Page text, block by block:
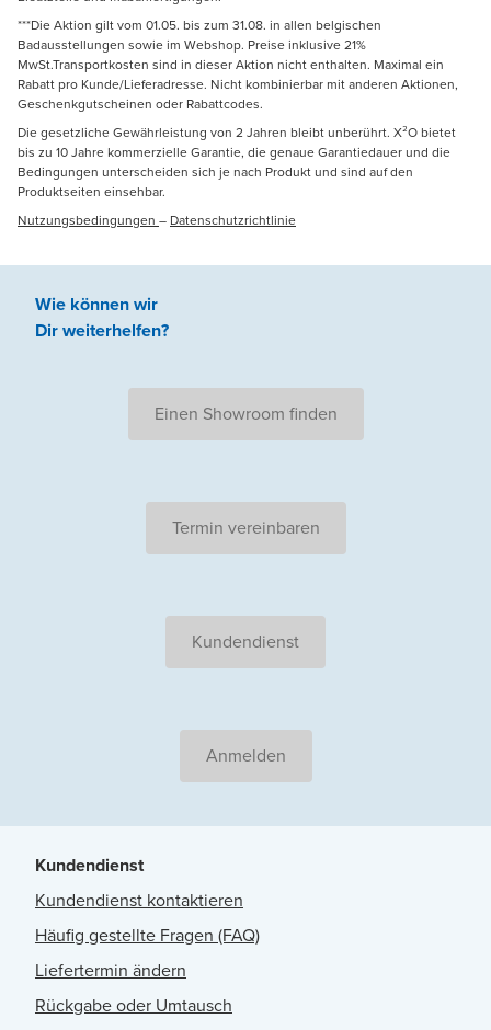
***Die Aktion gilt vom 01.05. bis zum 31.08. in allen belgischen
Badausstellungen sowie im Webshop. Preise inklusive 21%
MwSt.Transportkosten sind in dieser Aktion nicht enthalten. Maximal ein
Rabatt pro Kunde/Lieferadresse. Nicht kombinierbar mit anderen Aktionen,
Geschenkgutscheinen oder Rabattcodes.
Die gesetzliche Gewährleistung von 2 Jahren bleibt unberührt. X²O bietet
bis zu 10 Jahre kommerzielle Garantie, die genaue Garantiedauer und die
Bedingungen unterscheiden sich je nach Produkt und sind auf den
Produktseiten einsehbar.
Nutzungsbedingungen – Datenschutzrichtlinie
Wie können wir
Dir weiterhelfen?
Einen Showroom finden
Termin vereinbaren
Kundendienst
Anmelden
Kundendienst
Kundendienst kontaktieren
Häufig gestellte Fragen (FAQ)
Liefertermin ändern
Rückgabe oder Umtausch